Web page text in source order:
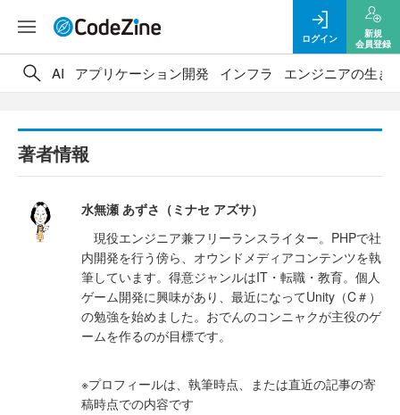
ログイン
新規
会員登録
AI アプリケーション開発 インフラ エンジニアの生き
著者情報
水無瀬 あずさ（ミナセ アズサ）
現役エンジニア兼フリーランスライター。PHPで社
内開発を行う傍ら、オウンドメディアコンテンツを執
筆しています。得意ジャンルはIT・転職・教育。個人
ゲーム開発に興味があり、最近になってUnity（C＃）
の勉強を始めました。おでんのコンニャクが主役のゲ
ームを作るのが目標です。
※プロフィールは、執筆時点、または直近の記事の寄
稿時点での内容です